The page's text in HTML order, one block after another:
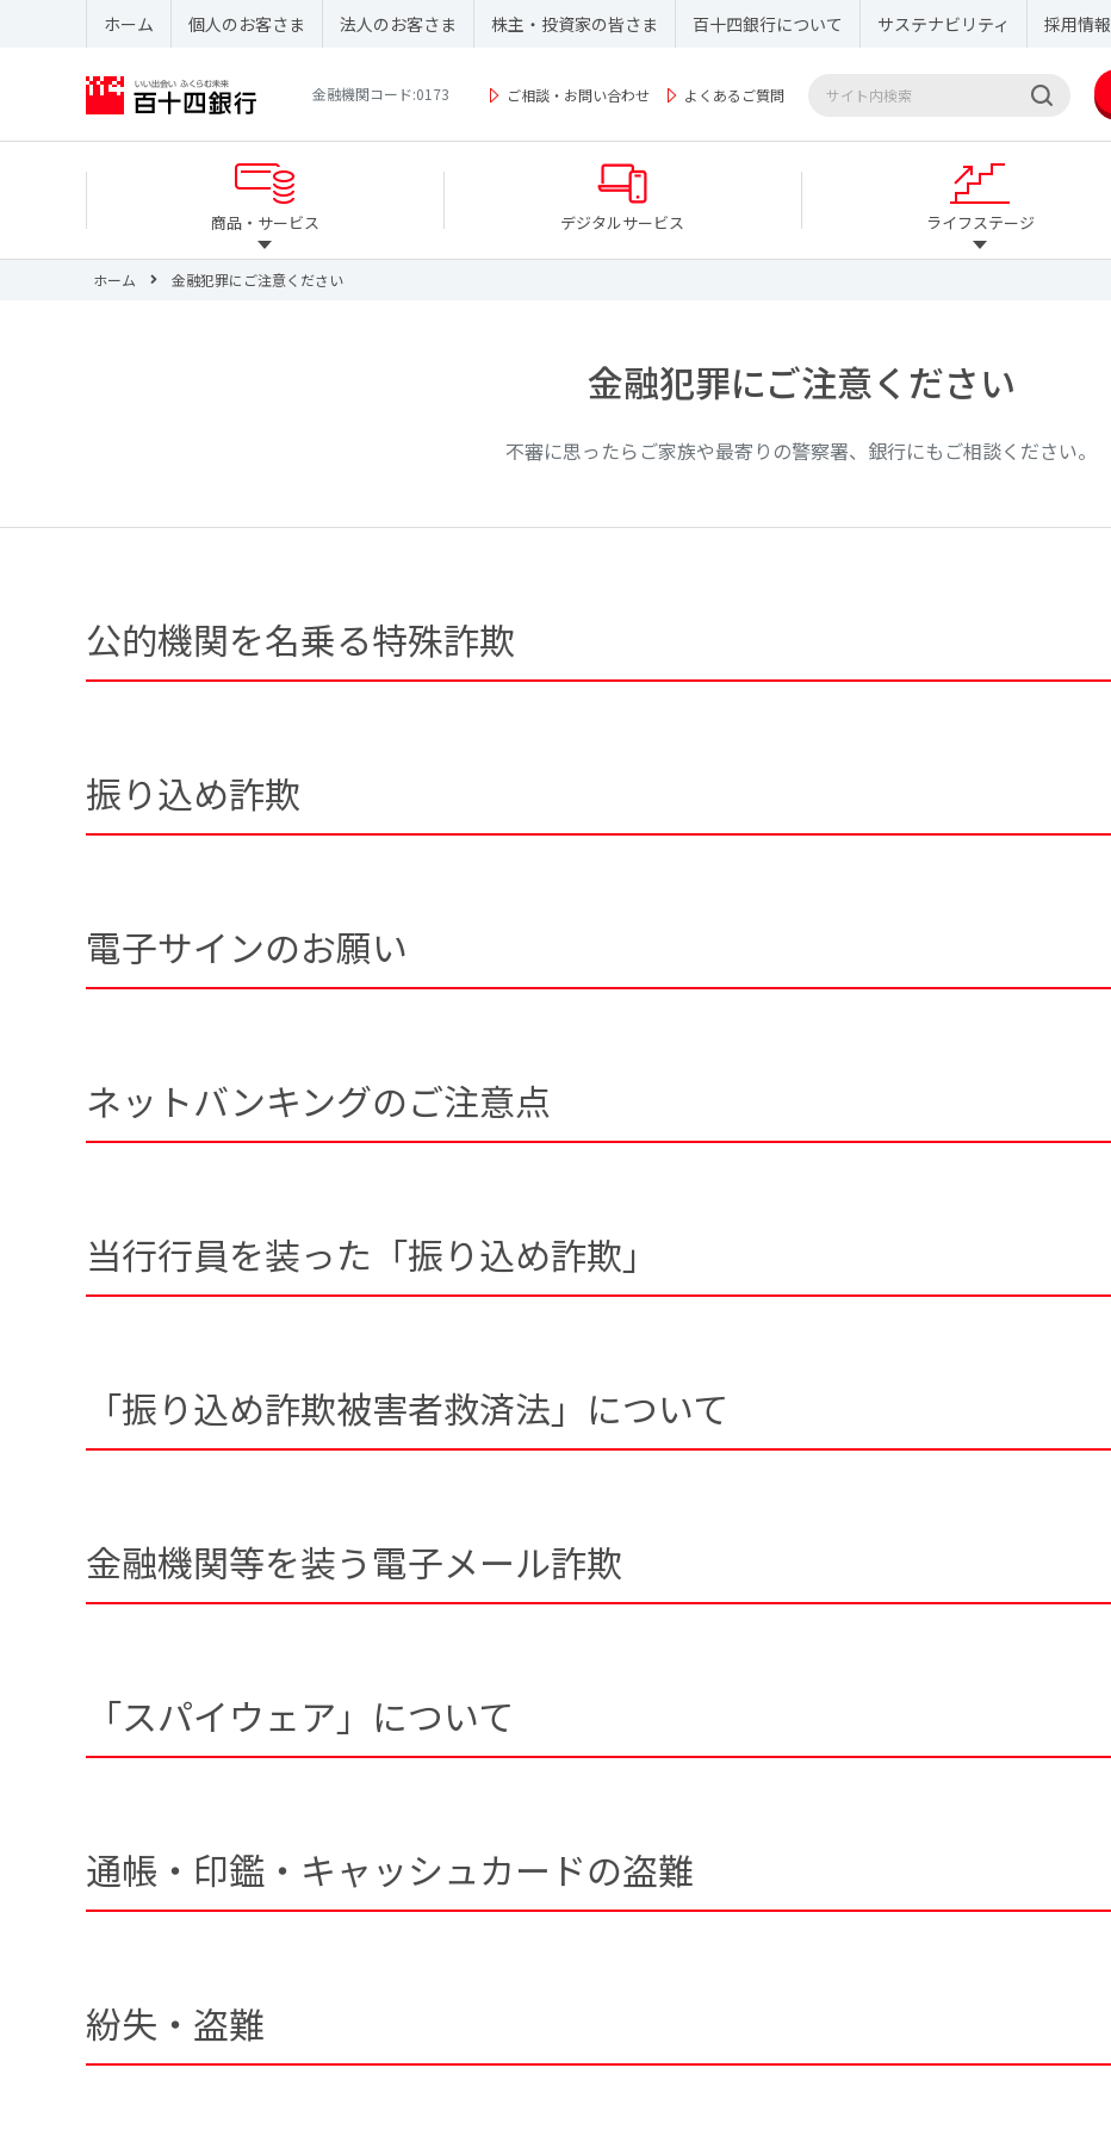
ホーム 個人のお客さま 法人のお客さま 株主・投資家の皆さま 百十四銀行について サステナビリティ 採用情報
金融機関コード:0173 ご相談・お問い合わせ よくあるご質問
商品・サービス デジタルサービス ライフステージ
ホーム 金融犯罪にご注意ください
金融犯罪にご注意ください
不審に思ったらご家族や最寄りの警察署、銀行にもご相談ください。
公的機関を名乗る特殊詐欺
振り込め詐欺
電子サインのお願い
ネットバンキングのご注意点
当行行員を装った「振り込め詐欺」
「振り込め詐欺被害者救済法」について
金融機関等を装う電子メール詐欺
「スパイウェア」について
通帳・印鑑・キャッシュカードの盗難
紛失・盗難